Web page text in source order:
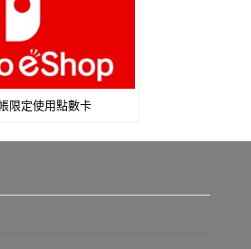
帳限定使用點數卡